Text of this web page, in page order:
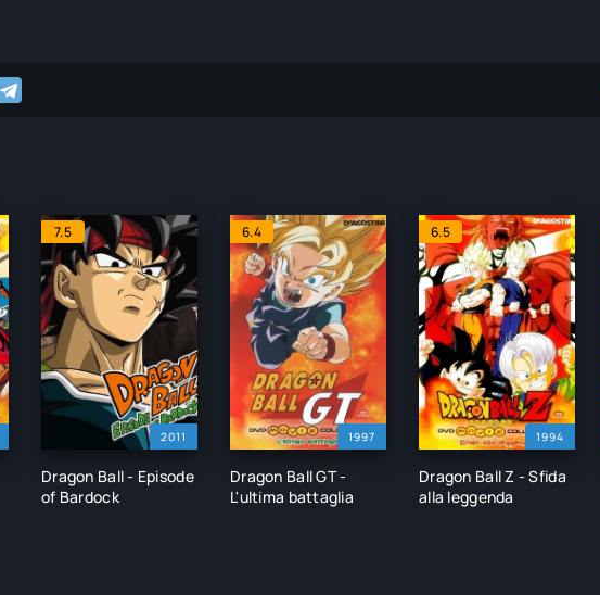
2011
7.5
Dragon Ball - Episode
of Bardock
1997
6.4
Dragon Ball GT -
L'ultima battaglia
1994
6.5
Dragon Ball Z - Sfida
alla leggenda